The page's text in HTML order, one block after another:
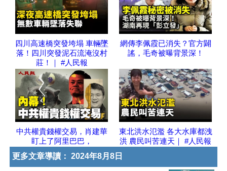
四川高速橋突發垮塌 車輛墜
落！四川突發泥石流淹沒村
莊！｜ #人民報
網傳李佩霞已消失？官方闢
謠，毛奇被曝背景深！
中共權貴錢權交易，肖建華
盯上了阿里巴巴，
東北洪水氾濫 各大水庫都洩
洪 農民叫苦連天｜ #人民報
更多文章導讀： 2024年8月8日